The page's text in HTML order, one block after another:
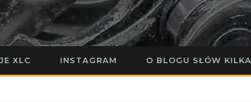
XLC INSTAGRAM O BLOGU SŁÓW KILKA